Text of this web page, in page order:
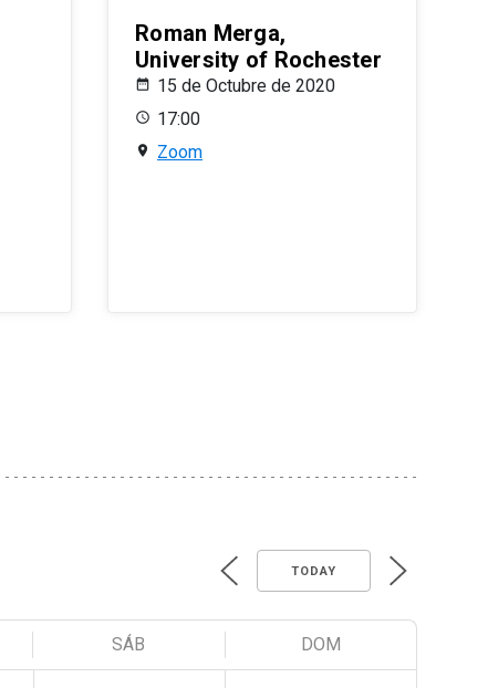
Roman Merga,
University of Rochester
15 de Octubre de 2020
17:00
Zoom
TODAY
SÁB DOM